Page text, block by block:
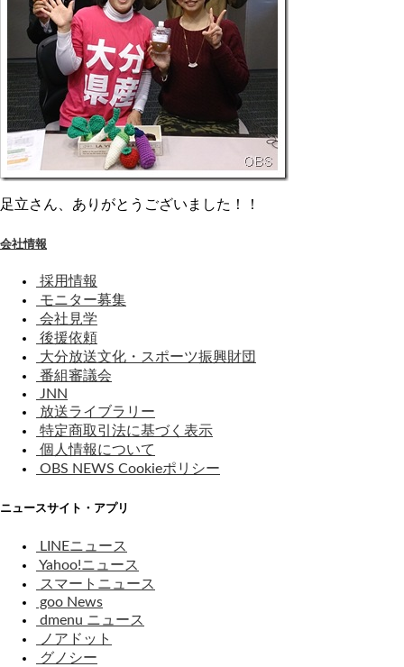
足立さん、ありがとうございました！！
会社情報
採用情報
モニター募集
会社見学
後援依頼
大分放送文化・スポーツ振興財団
番組審議会
JNN
放送ライブラリー
特定商取引法に基づく表示
個人情報について
OBS NEWS Cookieポリシー
ニュースサイト・アプリ
LINEニュース
Yahoo!ニュース
スマートニュース
goo News
dmenu ニュース
ノアドット
グノシー